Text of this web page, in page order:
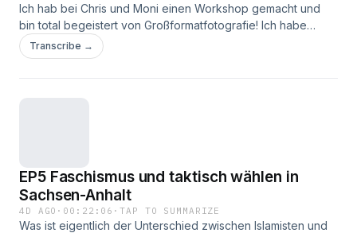
Ich hab bei Chris und Moni einen Workshop gemacht und
bin total begeistert von Großformatfotografie! Ich habe
wirklich den Eindruck, dass es mich sehr weiter gebracht
hat, nicht nur im Großformat, aber auch das kann ich jetzt!
Transcribe →
EP5 Faschismus und taktisch wählen in
Sachsen-Anhalt
4D AGO · 00:22:06 ·TAP TO SUMMARIZE
Was ist eigentlich der Unterschied zwischen Islamisten und